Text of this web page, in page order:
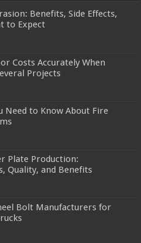
Benefits, Side Effects,
to Expect
Costs Accurately When
Projects
Need to Know About Fire
Plate Production:
Quality, and Benefits
Bolt Manufacturers for